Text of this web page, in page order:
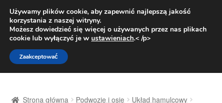
DOSTAWA od 31 zł
Pn.-pt. 9:00-16:00800 003 167
Przejdź
do
nawigacji
Przejdź
do
treści
Strona główna Podwozie i osie
Układ hamulcowy
Używamy plików cookie, aby zapewnić najlepszą jakość
korzystania z naszej witryny.
Możesz dowiedzieć się więcej o używanych przez nas plikach
cookie lub wyłączyć je w ustawieniach.< /p>
Zaakceptować